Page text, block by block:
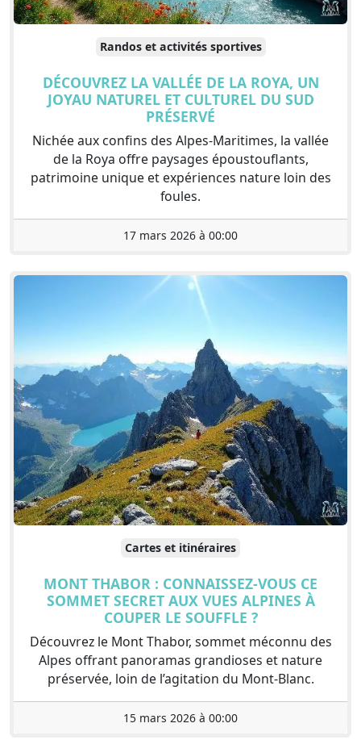
Randos et activités sportives
DÉCOUVREZ LA VALLÉE DE LA ROYA, UN
JOYAU NATUREL ET CULTUREL DU SUD
PRÉSERVÉ
Nichée aux confins des Alpes-Maritimes, la vallée
de la Roya offre paysages époustouflants,
patrimoine unique et expériences nature loin des
foules.
17 mars 2026 à 00:00
Cartes et itinéraires
MONT THABOR : CONNAISSEZ-VOUS CE
SOMMET SECRET AUX VUES ALPINES À
COUPER LE SOUFFLE ?
Découvrez le Mont Thabor, sommet méconnu des
Alpes offrant panoramas grandioses et nature
préservée, loin de l’agitation du Mont-Blanc.
15 mars 2026 à 00:00